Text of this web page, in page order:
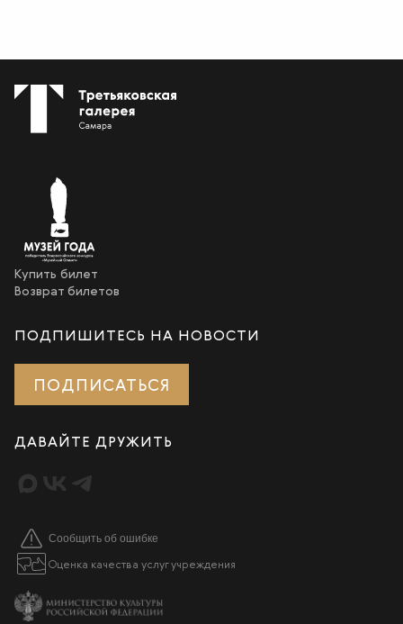
Купить билет
Возврат билетов
ПОДПИШИТЕСЬ НА НОВОСТИ
ПОДПИСАТЬСЯ
ДАВАЙТЕ ДРУЖИТЬ
Сообщить об ошибке
Оценка качества услуг учреждения